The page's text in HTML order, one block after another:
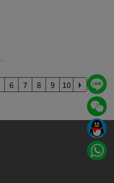
6 7 8 9 10